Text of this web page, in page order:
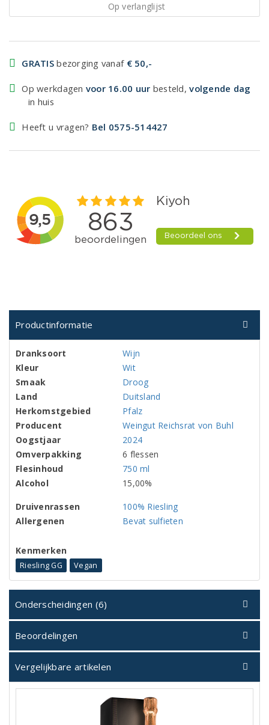
Op verlanglijst
GRATIS bezorging vanaf € 50,-
Op werkdagen voor 16.00 uur besteld,volgende dag
in huis
Heeft u vragen? Bel 0575-514427
Productinformatie
Dranksoort
Wijn
Kleur
Wit
Smaak
Droog
Land
Duitsland
Herkomstgebied
Pfalz
Producent
Weingut Reichsrat von Buhl
Oogstjaar
2024
Omverpakking
6 flessen
Flesinhoud
750 ml
Alcohol
15,00%
Druivenrassen
100% Riesling
Allergenen
Bevat sulfieten
Kenmerken
Riesling GG Vegan
Onderscheidingen (6)
Beoordelingen
Vergelijkbare artikelen